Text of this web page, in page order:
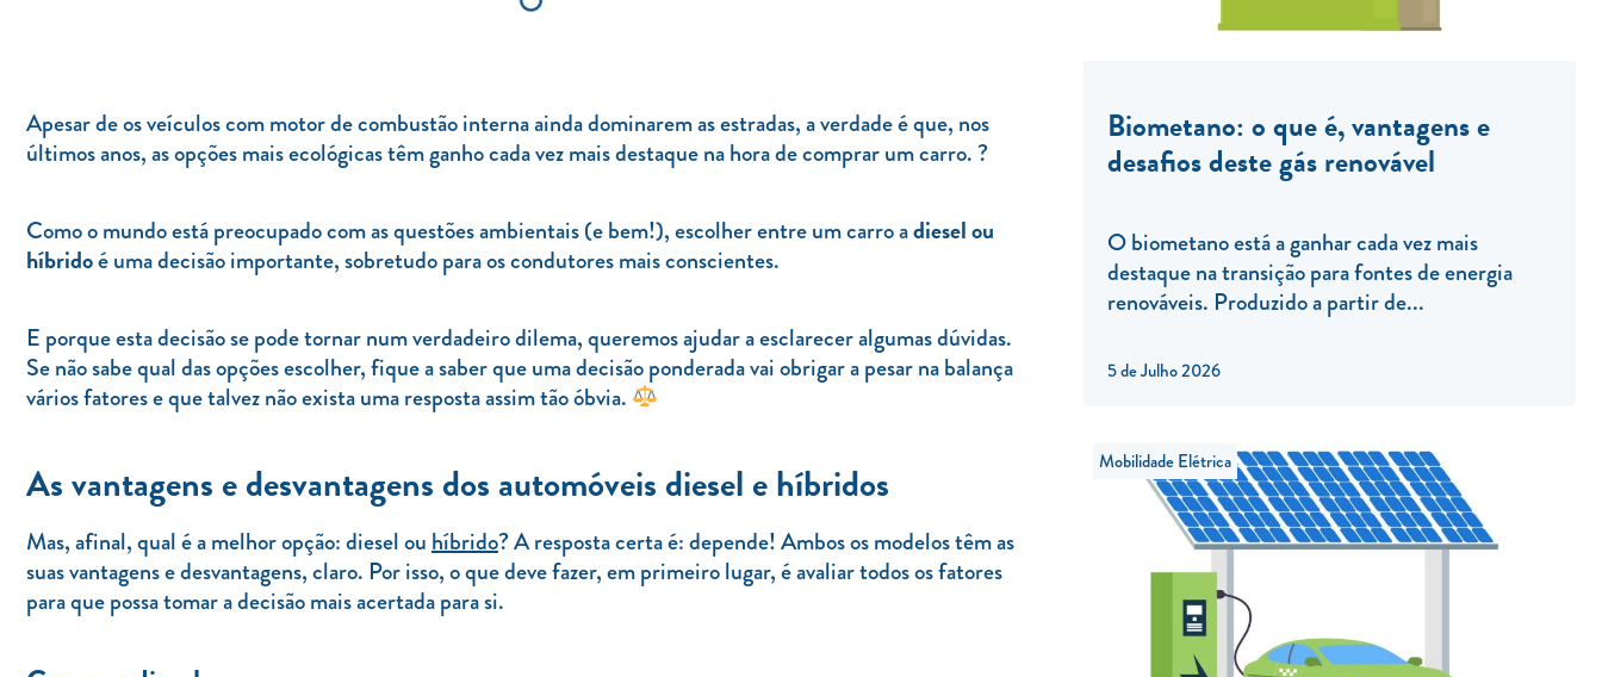
Apesar de os veículos com motor de combustão interna ainda dominarem as estradas, a verdade é que, nos
últimos anos, as opções mais ecológicas têm ganho cada vez mais destaque na hora de comprar um carro. ?
Como o mundo está preocupado com as questões ambientais (e bem!), escolher entre um carro adiesel ou
híbridoé uma decisão importante, sobretudo para os condutores mais conscientes.
E porque esta decisão se pode tornar num verdadeiro dilema, queremos ajudar a esclarecer algumas dúvidas.
Se não sabe qual das opções escolher, fique a saber que uma decisão ponderada vai obrigar a pesar na balança
vários fatores e que talvez não exista uma resposta assim tão óbvia.
As vantagens e desvantagens dos automóveis diesel e híbridos
Mas, afinal, qual é a melhor opção: diesel ouhíbrido? A resposta certa é: depende! Ambos os modelos têm as
suas vantagens e desvantagens, claro. Por isso, o que deve fazer, em primeiro lugar, é avaliar todos os fatores
para que possa tomar a decisão mais acertada para si.
5 de Julho 2026
Biometano: o que é, vantagens e
desafios deste gás renovável
O biometano está a ganhar cada vez mais
destaque na transição para fontes de energia
renováveis. Produzido a partir de...
Mobilidade Elétrica